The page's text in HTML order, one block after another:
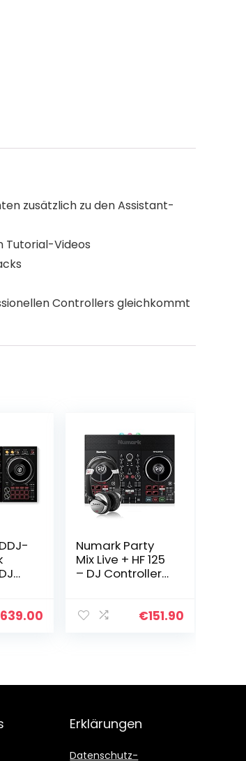
zusätzlich zu den Assistant-
Tutorial-Videos
Controllers gleichkommt
639.00
Numark Party
Mix Live + HF 125
– DJ Controller
Lautsprechern,
€151.90
Erklärungen
Datenschutz-